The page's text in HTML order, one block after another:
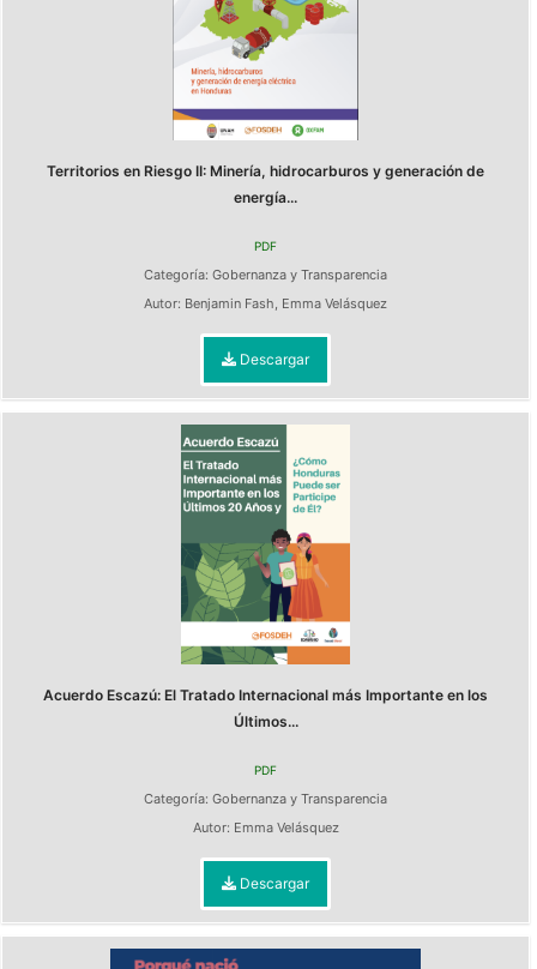
Territorios en Riesgo II: Minería, hidrocarburos y generación de
energía...
PDF
Categoría: Gobernanza y Transparencia
Autor: Benjamin Fash, Emma Velásquez
Descargar
Acuerdo Escazú: El Tratado Internacional más Importante en los
Últimos...
PDF
Categoría: Gobernanza y Transparencia
Autor: Emma Velásquez
Descargar